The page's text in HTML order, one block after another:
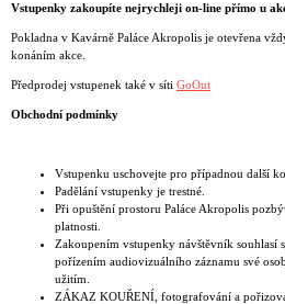
Vstupenky zakoupíte nejrychleji on-line přímo u
Pokladna v Kavárně Paláce Akropolis je otevřena
konáním akce.
Předprodej vstupenek také v síti GoOut
Obchodní podmínky
Vstupenku uschovejte pro případnou další
Padělání vstupenky je trestné.
Při opuštění prostoru Paláce Akropolis
platnosti.
Zakoupením vstupenky návštěvník souhlasí
pořízením audiovizuálního záznamu své
užitím.
ZÁKAZ KOUŘENÍ, fotografování a